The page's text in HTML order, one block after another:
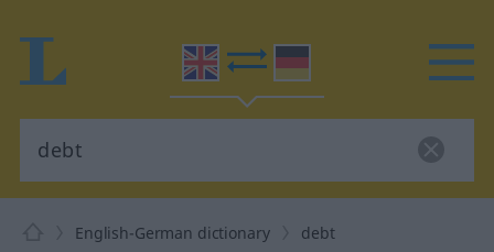
English-German dictionary debt